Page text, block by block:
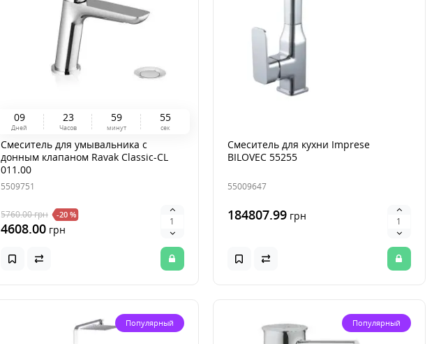
09
Дней
23
Часов
59
минут
54
сек
Смеситель для умывальника с
донным клапаном Ravak Classic-CL
011.00
5509751
5760.00грн -20 %
4608.00грн
Смеситель для кухни Imprese
BILOVEC 55255
55009647
184807.99грн
Популярный Популярный